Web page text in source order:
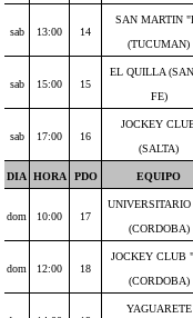
sab 13:00 14
SAN MARTIN
(TUCUMAN)
sab 15:00 15
EL QUILLA
FE)
sab 17:00 16
JOCKEY
(SALTA)
DIA HORA PDO EQUIPO
dom 10:00 17
(CORDOBA)
dom 12:00 18
JOCKEY CLUB
(CORDOBA)
YAGUARETE